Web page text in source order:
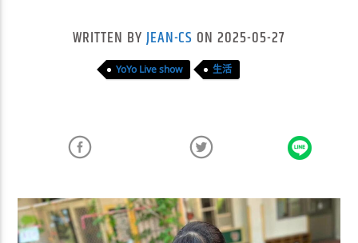
WRITTEN BY JEAN-CS ON 2025-05-27
YoYo Live show 生活